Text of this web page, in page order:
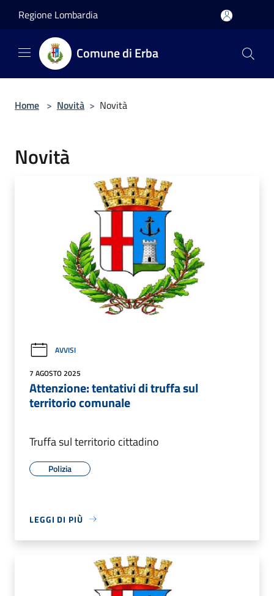
Regione Lombardia
Comune di Erba
Home > Novità > Novità
Novità
AVVISI
7 AGOSTO 2025
Attenzione: tentativi di truffa sul
territorio comunale
Truffa sul territorio cittadino
Polizia
LEGGI DI PIÙ